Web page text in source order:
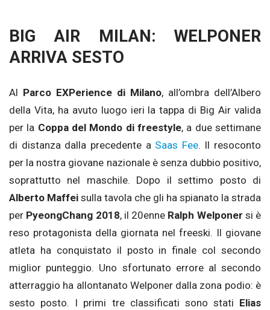
BIG AIR MILAN: WELPONER
ARRIVA SESTO
Al Parco EXPerience di Milano, all’ombra dell’Albero
della Vita, ha avuto luogo ieri la tappa di Big Air valida
per la Coppa del Mondo di freestyle, a due settimane
di distanza dalla precedente a Saas Fee. Il resoconto
per la nostra giovane nazionale è senza dubbio positivo,
soprattutto nel maschile. Dopo il settimo posto di
Alberto Maffei sulla tavola che gli ha spianato la strada
per PyeongChang 2018, il 20enne Ralph Welponer si è
reso protagonista della giornata nel freeski. Il giovane
atleta ha conquistato il posto in finale col secondo
miglior punteggio. Uno sfortunato errore al secondo
atterraggio ha allontanato Welponer dalla zona podio: è
sesto posto. I primi tre classificati sono stati Elias